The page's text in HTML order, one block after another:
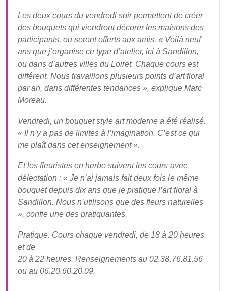
Les deux cours du vendredi soir permettent de créer
des bouquets qui viendront décorer les maisons des
participants, ou seront offerts aux amis. « Voilà neuf
ans que j’organise ce type d’atelier, ici à Sandillon,
ou dans d’autres villes du Loiret. Chaque cours est
différent. Nous travaillons plusieurs points d’art floral
par an, dans différentes tendances », explique Marc
Moreau.
Vendredi, un bouquet style art moderne a été réalisé.
« Il n’y a pas de limites à l’imagination. C’est ce qui
me plaît dans cet enseignement ».
Et les fleuristes en herbe suivent les cours avec
délectation : « Je n’ai jamais fait deux fois le même
bouquet depuis dix ans que je pratique l’art floral à
Sandillon. Nous n’utilisons que des fleurs naturelles
», confie une des pratiquantes.
Pratique. Cours chaque vendredi, de 18 à 20 heures
et de
20 à 22 heures. Renseignements au 02.38.76.81.56
ou au 06.20.60.20.09.